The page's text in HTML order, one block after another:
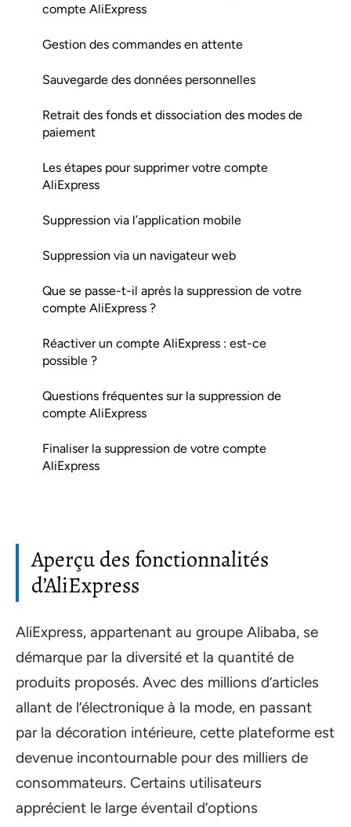
compte AliExpress
Gestion des commandes en attente
Sauvegarde des données personnelles
Retrait des fonds et dissociation des modes de
paiement
Les étapes pour supprimer votre compte
AliExpress
Suppression via l’application mobile
Suppression via un navigateur web
Que se passe-t-il après la suppression de votre
compte AliExpress ?
Réactiver un compte AliExpress : est-ce
possible ?
Questions fréquentes sur la suppression de
compte AliExpress
Finaliser la suppression de votre compte
AliExpress
Aperçu des fonctionnalités
d’AliExpress
AliExpress, appartenant au groupe Alibaba, se
démarque par la diversité et la quantité de
produits proposés. Avec des millions d’articles
allant de l’électronique à la mode, en passant
par la décoration intérieure, cette plateforme est
devenue incontournable pour des milliers de
consommateurs. Certains utilisateurs
apprécient le large éventail d’options